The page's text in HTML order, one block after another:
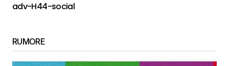
adv-H44-social
RUMORE